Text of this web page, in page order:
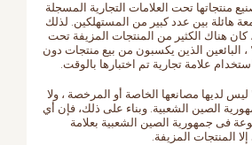
منتجاتها تحت العلامات التجارية المسجلة
هائلة بين عدد كبير من المستهلكين. لذلك
كان هناك الكثير من المنتجات المزيفة تحت
، البائعين الذين يكسبون من بيع منتجات دون
علامة تجارية تم اختبارها بالوقت.
لديها مصانعها الخاصة أو المرخصة ، ولا
الصين الشعبية. وبناء على ذلك، فإن أي
فى جمهورية الصين الشعبية بعلامة
المنتجات المزيفة.